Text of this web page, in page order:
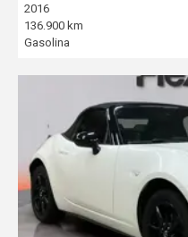
2016
136.900 km
Gasolina